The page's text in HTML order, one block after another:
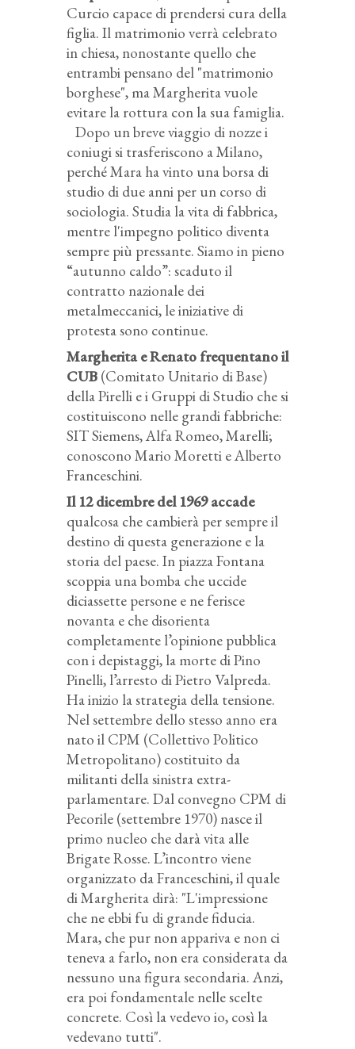
Curcio capace di prendersi cura della
figlia. Il matrimonio verrà celebrato
in chiesa, nonostante quello che
entrambi pensano del "matrimonio
borghese", ma Margherita vuole
evitare la rottura con la sua famiglia.
Dopo un breve viaggio di nozze i
coniugi si trasferiscono a Milano,
perché Mara ha vinto una borsa di
studio di due anni per un corso di
sociologia. Studia la vita di fabbrica,
mentre l'impegno politico diventa
sempre più pressante. Siamo in pieno
“autunno caldo”: scaduto il
contratto nazionale dei
metalmeccanici, le iniziative di
protesta sono continue.
Margherita e Renato frequentano il
CUB (Comitato Unitario di Base)
della Pirelli e i Gruppi di Studio che si
costituiscono nelle grandi fabbriche:
SIT Siemens, Alfa Romeo, Marelli;
conoscono Mario Moretti e Alberto
Franceschini.
Il 12 dicembre del 1969accade
qualcosa che cambierà per sempre il
destino di questa generazione e la
storia del paese. In piazza Fontana
scoppia una bomba che uccide
diciassette persone e ne ferisce
novanta e che disorienta
completamente l’opinione pubblica
con i depistaggi, la morte di Pino
Pinelli, l’arresto di Pietro Valpreda.
Ha inizio la strategia della tensione.
Nel settembre dello stesso anno era
nato il CPM (Collettivo Politico
Metropolitano) costituito da
militanti della sinistra extra-
parlamentare. Dal convegno CPM di
Pecorile (settembre 1970) nasce il
primo nucleo che darà vita alle
Brigate Rosse. L’incontro viene
organizzato da Franceschini, il quale
di Margherita dirà: "L'impressione
che ne ebbi fu di grande fiducia.
Mara, che pur non appariva e non ci
teneva a farlo, non era considerata da
nessuno una figura secondaria. Anzi,
era poi fondamentale nelle scelte
concrete. Così la vedevo io, così la
vedevano tutti".